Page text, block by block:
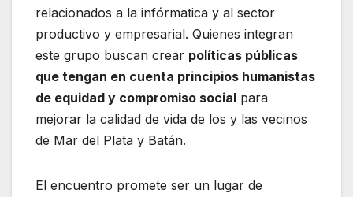
relacionados a la infórmatica y al sector
productivo y empresarial. Quienes integran
este grupo buscan crear políticas públicas
que tengan en cuenta principios humanistas
de equidad y compromiso social para
mejorar la calidad de vida de los y las vecinos
de Mar del Plata y Batán.
El encuentro promete ser un lugar de